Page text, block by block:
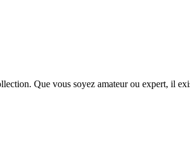
Que vous soyez amateur ou expert, il